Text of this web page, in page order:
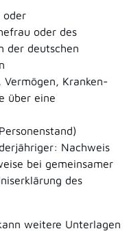
oder
oder des
der deutschen
Vermögen, Kranken-
über eine
Nachweis
bei gemeinsamer
des
weitere Unterlagen